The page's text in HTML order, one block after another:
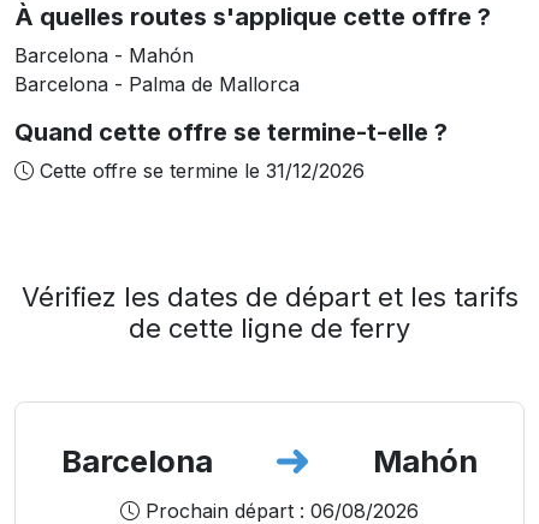
À quelles routes s'applique cette offre ?
Barcelona - Mahón
Barcelona - Palma de Mallorca
Quand cette offre se termine-t-elle ?
Cette offre se termine le 31/12/2026
Vérifiez les dates de départ et les tarifs
de cette ligne de ferry
Barcelona Mahón
Prochain départ : 06/08/2026